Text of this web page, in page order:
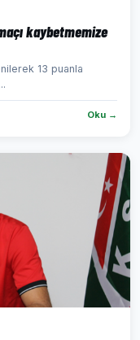
kaybetmemize
13 puanla
Oku →